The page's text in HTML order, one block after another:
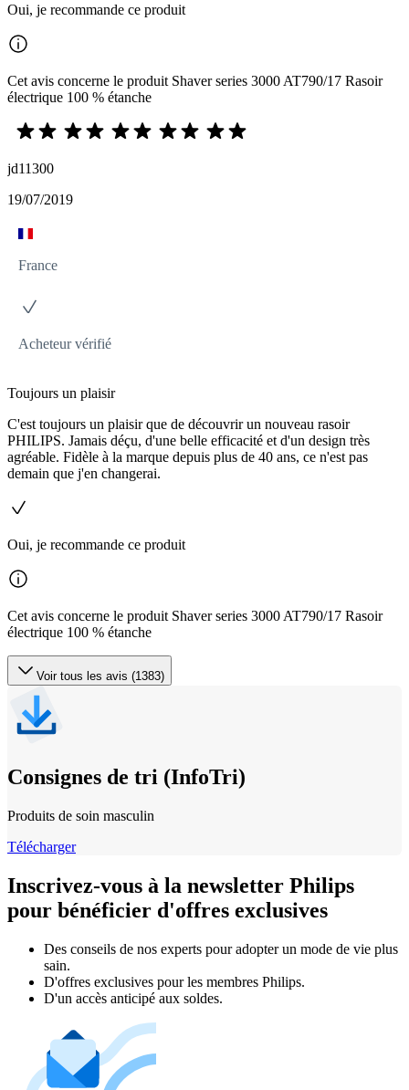
Oui, je recommande ce produit
Cet avis concerne le produit Shaver series 3000 AT790/17 Rasoir
électrique 100 % étanche
jd11300
19/07/2019
France
Acheteur vérifié
Toujours un plaisir
C'est toujours un plaisir que de découvrir un nouveau rasoir
PHILIPS. Jamais déçu, d'une belle efficacité et d'un design très
agréable. Fidèle à la marque depuis plus de 40 ans, ce n'est pas
demain que j'en changerai.
Oui, je recommande ce produit
Cet avis concerne le produit Shaver series 3000 AT790/17 Rasoir
électrique 100 % étanche
Voir tous les avis (1383)
Consignes de tri (InfoTri)
Produits de soin masculin
Télécharger
Inscrivez-vous à la newsletter Philips
pour bénéficier d'offres exclusives
Des conseils de nos experts pour adopter un mode de vie plus
sain.
D'offres exclusives pour les membres Philips.
D'un accès anticipé aux soldes.